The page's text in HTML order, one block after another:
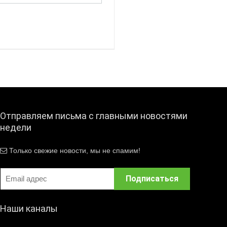
Отправляем письма с главными новостями
недели
Только свежие новости, мы не спамим!
Наши каналы